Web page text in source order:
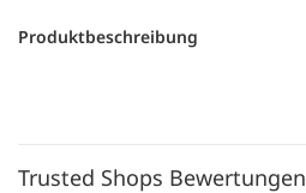
Produktbeschreibung
Trusted Shops Bewertungen